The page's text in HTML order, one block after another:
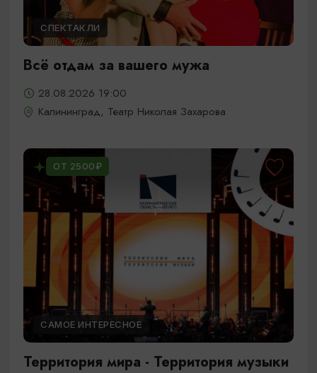
СПЕКТАКЛИ
Всё отдам за вашего мужа
28.08.2026 19:00
Калининград, Театр Николая Захарова
ОТ 2500₽
САМОЕ ИНТЕРЕСНОЕ
Территория мира - Территория музыки